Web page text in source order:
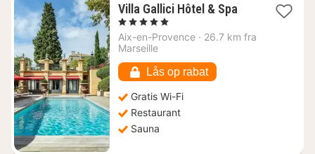
Villa Gallici Hôtel & Spa1
fra
, 5 Stjerner
Aix-en-Provence · 26.7 km fra
Marseille
Lås op rabat
Gratis Wi-Fi
Restaurant
Sauna